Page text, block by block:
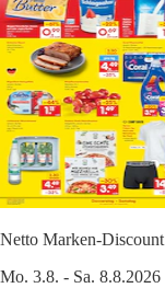
Netto Marken-Discount
Mo. 3.8. - Sa. 8.8.2026